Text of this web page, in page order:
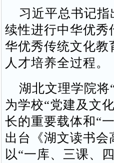
习近平总书记指
续性进行中华优秀
华优秀传统文化教
人才培养全过程。
湖北文理学院将
为学校“党建及文
长的重要载体和“
出台《湖文读书
以“一库、三课、